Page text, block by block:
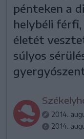
pénteken a
helybéli férfi,
életét
súlyos
2014.
2014.